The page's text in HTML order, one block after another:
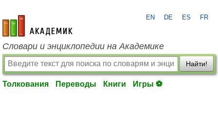
academic.ru
EN DE ES FR
Словари и энциклопедии на Академике
Найти!
Толкования Переводы Книги Игры ⚽